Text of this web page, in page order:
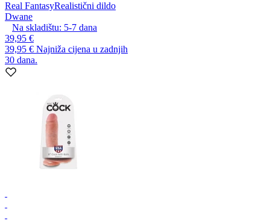
Real FantasyRealistični dildo
Dwane
Na skladištu: 5-7 dana
39,95 €
39,95 € Najniža cijena u zadnjih
30 dana.